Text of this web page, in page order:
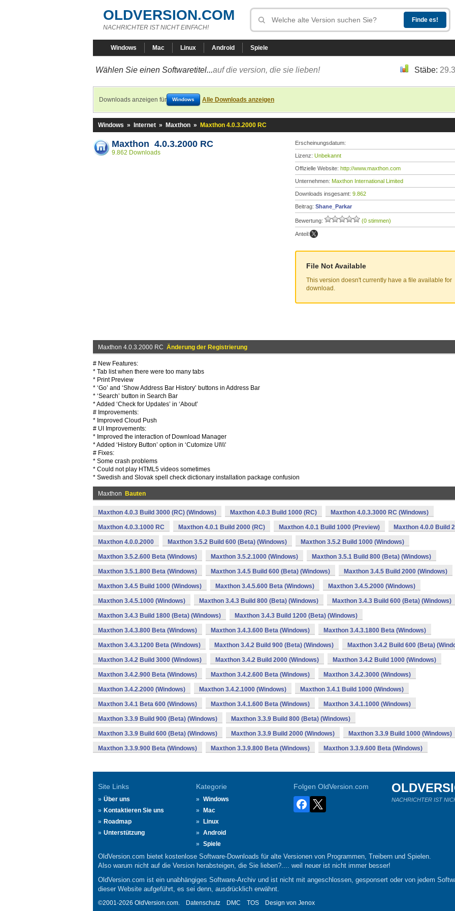
OLDVERSION.COM
NACHRICHTER IST NICHT EINFACH!
Windows Mac Linux Android Spiele
Wählen Sie einen Softwaretitel...auf die version, die sie lieben! Stäbe:
Downloads anzeigen für Windows Alle Downloads anzeigen
Windows » Internet » Maxthon » Maxthon 4.0.3.2000 RC
Maxthon 4.0.3.2000 RC
9.862 Downloads
Erscheinungsdatum:
Lizenz: Unbekannt
Offizielle Website: http://www.maxthon.com
Unternehmen: Maxthon International Limited
Downloads insgesamt: 9.862
Beitrag: Shane_Parkar
Bewertung: (0 stimmen)
Anteil:
File Not Available
This version doesn't currently have a file available for
download.
Maxthon 4.0.3.2000 RC Änderung der Registrierung
# New Features:
* Tab list when there were too many tabs
* Print Preview
* ‘Go’ and ‘Show Address Bar History’ buttons in Address Bar
* ‘Search’ button in Search Bar
* Added ‘Check for Updates’ in ‘About’
# Improvements:
* Improved Cloud Push
# UI Improvements:
* Improved the interaction of Download Manager
* Added ‘History Button’ option in ‘Cutomize UI\\\'
# Fixes:
* Some crash problems
* Could not play HTML5 videos sometimes
* Swedish and Slovak spell check dictionary installation package confusion
Maxthon Bauten
Maxthon 4.0.3 Build 3000 (RC) (Windows) Maxthon 4.0.3 Build 1000 (RC) Maxthon 4.0.3.3000 RC (Windows)
Maxthon 4.0.3.1000 RC Maxthon 4.0.1 Build 2000 (RC) Maxthon 4.0.1 Build 1000 (Preview) Maxthon 4.0.0 Build
Maxthon 4.0.0.2000 Maxthon 3.5.2 Build 600 (Beta) (Windows) Maxthon 3.5.2 Build 1000 (Windows)
Maxthon 3.5.2.600 Beta (Windows) Maxthon 3.5.2.1000 (Windows) Maxthon 3.5.1 Build 800 (Beta) (Windows)
Maxthon 3.5.1.800 Beta (Windows) Maxthon 3.4.5 Build 600 (Beta) (Windows) Maxthon 3.4.5 Build 2000 (Windows)
Maxthon 3.4.5 Build 1000 (Windows) Maxthon 3.4.5.600 Beta (Windows) Maxthon 3.4.5.2000 (Windows)
Maxthon 3.4.5.1000 (Windows) Maxthon 3.4.3 Build 800 (Beta) (Windows) Maxthon 3.4.3 Build 600 (Beta) (Windows)
Maxthon 3.4.3 Build 1800 (Beta) (Windows) Maxthon 3.4.3 Build 1200 (Beta) (Windows)
Maxthon 3.4.3.800 Beta (Windows) Maxthon 3.4.3.600 Beta (Windows) Maxthon 3.4.3.1800 Beta (Windows)
Maxthon 3.4.3.1200 Beta (Windows) Maxthon 3.4.2 Build 900 (Beta) (Windows) Maxthon 3.4.2 Build 600 (Beta)
Maxthon 3.4.2 Build 3000 (Windows) Maxthon 3.4.2 Build 2000 (Windows) Maxthon 3.4.2 Build 1000 (Windows)
Maxthon 3.4.2.900 Beta (Windows) Maxthon 3.4.2.600 Beta (Windows) Maxthon 3.4.2.3000 (Windows)
Maxthon 3.4.2.2000 (Windows) Maxthon 3.4.2.1000 (Windows) Maxthon 3.4.1 Build 1000 (Windows)
Maxthon 3.4.1 Beta 600 (Windows) Maxthon 3.4.1.600 Beta (Windows) Maxthon 3.4.1.1000 (Windows)
Maxthon 3.3.9 Build 900 (Beta) (Windows) Maxthon 3.3.9 Build 800 (Beta) (Windows)
Maxthon 3.3.9 Build 600 (Beta) (Windows) Maxthon 3.3.9 Build 2000 (Windows) Maxthon 3.3.9 Build 1000 (Windows)
Maxthon 3.3.9.900 Beta (Windows) Maxthon 3.3.9.800 Beta (Windows) Maxthon 3.3.9.600 Beta (Windows)
Site Links
Über uns
Kontaktieren Sie uns
Roadmap
Unterstützung
Kategorie
Windows
Mac
Linux
Android
Spiele
Folgen OldVersion.com
NACHRICHTER IST
OldVersion.com bietet kostenlose Software-Downloads für alte Versionen von Programmen, Treibern und Spielen.
Also warum nicht auf die Version herabsteigen, die Sie lieben?.... weil neuer ist nicht immer besser!
OldVersion.com ist ein unabhängiges Software-Archiv und ist nicht mit angeschlossen, gesponsert oder von jedem
dieser Website aufgeführt, es sei denn, ausdrücklich erwähnt.
©2001-2026 OldVersion.com. Datenschutz DMC TOS Design von Jenox